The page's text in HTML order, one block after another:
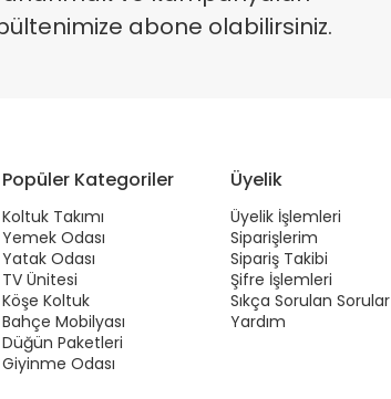
abone olabilirsiniz.
Popüler Kategoriler
Koltuk Takımı
Yemek Odası
Yatak Odası
TV Ünitesi
Köşe Koltuk
Bahçe Mobilyası
Düğün Paketleri
Giyinme Odası
Üyelik
Üyelik İşlemleri
Siparişlerim
Sipariş Takibi
Şifre İşlemleri
Sıkça Sorulan Sorular
Yardım